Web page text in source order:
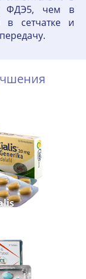
ФДЭ5, чем в
в сетчатке и